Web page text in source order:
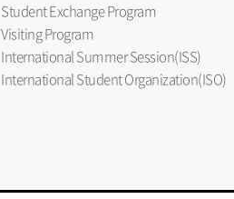
Student Exchange Program
Visiting Program
International Summer Session(ISS)
International Student Organization(ISO)